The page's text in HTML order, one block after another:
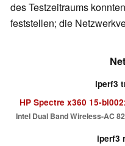
des Testzeitraums
feststellen; die
iperf3
HP Spectre x360 15-
Intel Dual Band Wireless-AC
iperf3